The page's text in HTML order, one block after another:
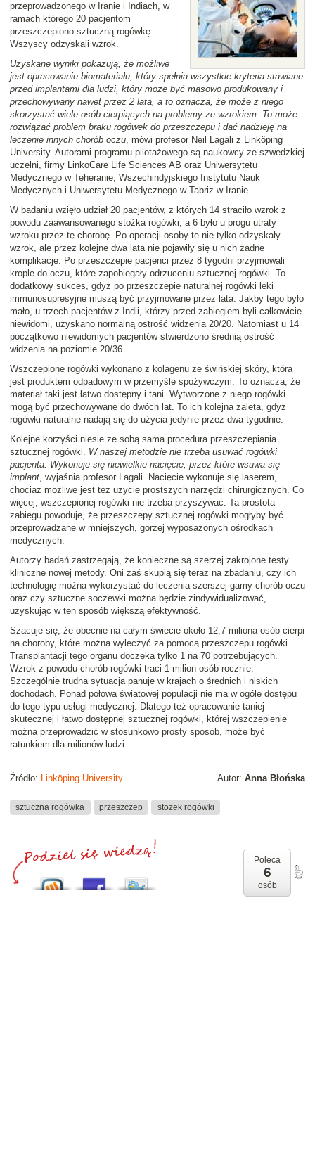
przeprowadzonego w Iranie i Indiach, w
ramach którego 20 pacjentom
przeszczepiono sztuczną rogówkę.
Wszyscy odzyskali wzrok.
Uzyskane wyniki pokazują, że możliwe
jest opracowanie biomateriału, który spełnia wszystkie kryteria stawiane
przed implantami dla ludzi, który może być masowo produkowany i
przechowywany nawet przez 2 lata, a to oznacza, że może z niego
skorzystać wiele osób cierpiących na problemy ze wzrokiem. To może
rozwiązać problem braku rogówek do przeszczepu i dać nadzieję na
leczenie innych chorób oczu, mówi profesor Neil Lagali z Linköping
University. Autorami programu pilotażowego są naukowcy ze szwedzkiej
uczelni, firmy LinkoCare Life Sciences AB oraz Uniwersytetu
Medycznego w Teheranie, Wszechindyjskiego Instytutu Nauk
Medycznych i Uniwersytetu Medycznego w Tabriz w Iranie.
W badaniu wzięło udział 20 pacjentów, z których 14 straciło wzrok z
powodu zaawansowanego stożka rogówki, a 6 było u progu utraty
wzroku przez tę chorobę. Po operacji osoby te nie tylko odzyskały
wzrok, ale przez kolejne dwa lata nie pojawiły się u nich żadne
komplikacje. Po przeszczepie pacjenci przez 8 tygodni przyjmowali
krople do oczu, które zapobiegały odrzuceniu sztucznej rogówki. To
dodatkowy sukces, gdyż po przeszczepie naturalnej rogówki leki
immunosupresyjne muszą być przyjmowane przez lata. Jakby tego było
mało, u trzech pacjentów z Indii, którzy przed zabiegiem byli całkowicie
niewidomi, uzyskano normalną ostrość widzenia 20/20. Natomiast u 14
początkowo niewidomych pacjentów stwierdzono średnią ostrość
widzenia na poziomie 20/36.
Wszczepione rogówki wykonano z kolagenu ze świńskiej skóry, która
jest produktem odpadowym w przemyśle spożywczym. To oznacza, że
materiał taki jest łatwo dostępny i tani. Wytworzone z niego rogówki
mogą być przechowywane do dwóch lat. To ich kolejna zaleta, gdyż
rogówki naturalne nadają się do użycia jedynie przez dwa tygodnie.
Kolejne korzyści niesie ze sobą sama procedura przeszczepiania
sztucznej rogówki. W naszej metodzie nie trzeba usuwać rogówki
pacjenta. Wykonuje się niewielkie nacięcie, przez które wsuwa się
implant, wyjaśnia profesor Lagali. Nacięcie wykonuje się laserem,
chociaż możliwe jest też użycie prostszych narzędzi chirurgicznych. Co
więcej, wszczepionej rogówki nie trzeba przyszywać. Ta prostota
zabiegu powoduje, że przeszczepy sztucznej rogówki mogłyby być
przeprowadzane w mniejszych, gorzej wyposażonych ośrodkach
medycznych.
Autorzy badań zastrzegają, że konieczne są szerzej zakrojone testy
kliniczne nowej metody. Oni zaś skupią się teraz na zbadaniu, czy ich
technologię można wykorzystać do leczenia szerszej gamy chorób oczu
oraz czy sztuczne soczewki można będzie zindywidualizować,
uzyskując w ten sposób większą efektywność.
Szacuje się, że obecnie na całym świecie około 12,7 miliona osób cierpi
na choroby, które można wyleczyć za pomocą przeszczepu rogówki.
Transplantacji tego organu doczeka tylko 1 na 70 potrzebujących.
Wzrok z powodu chorób rogówki traci 1 milion osób rocznie.
Szczególnie trudna sytuacja panuje w krajach o średnich i niskich
dochodach. Ponad połowa światowej populacji nie ma w ogóle dostępu
do tego typu usługi medycznej. Dlatego też opracowanie taniej
skutecznej i łatwo dostępnej sztucznej rogówki, której wszczepienie
można przeprowadzić w stosunkowo prosty sposób, może być
ratunkiem dla milionów ludzi.
Autor: Anna Błońska
Źródło: Linköping University
sztuczna rogówka przeszczep stożek rogówki
Poleca
6
osób